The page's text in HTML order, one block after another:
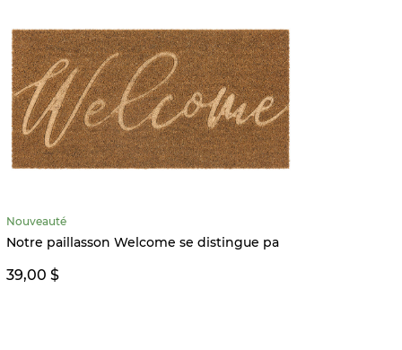
Nouveauté
Notre paillasson Welcome se distingue pa
39,00 $